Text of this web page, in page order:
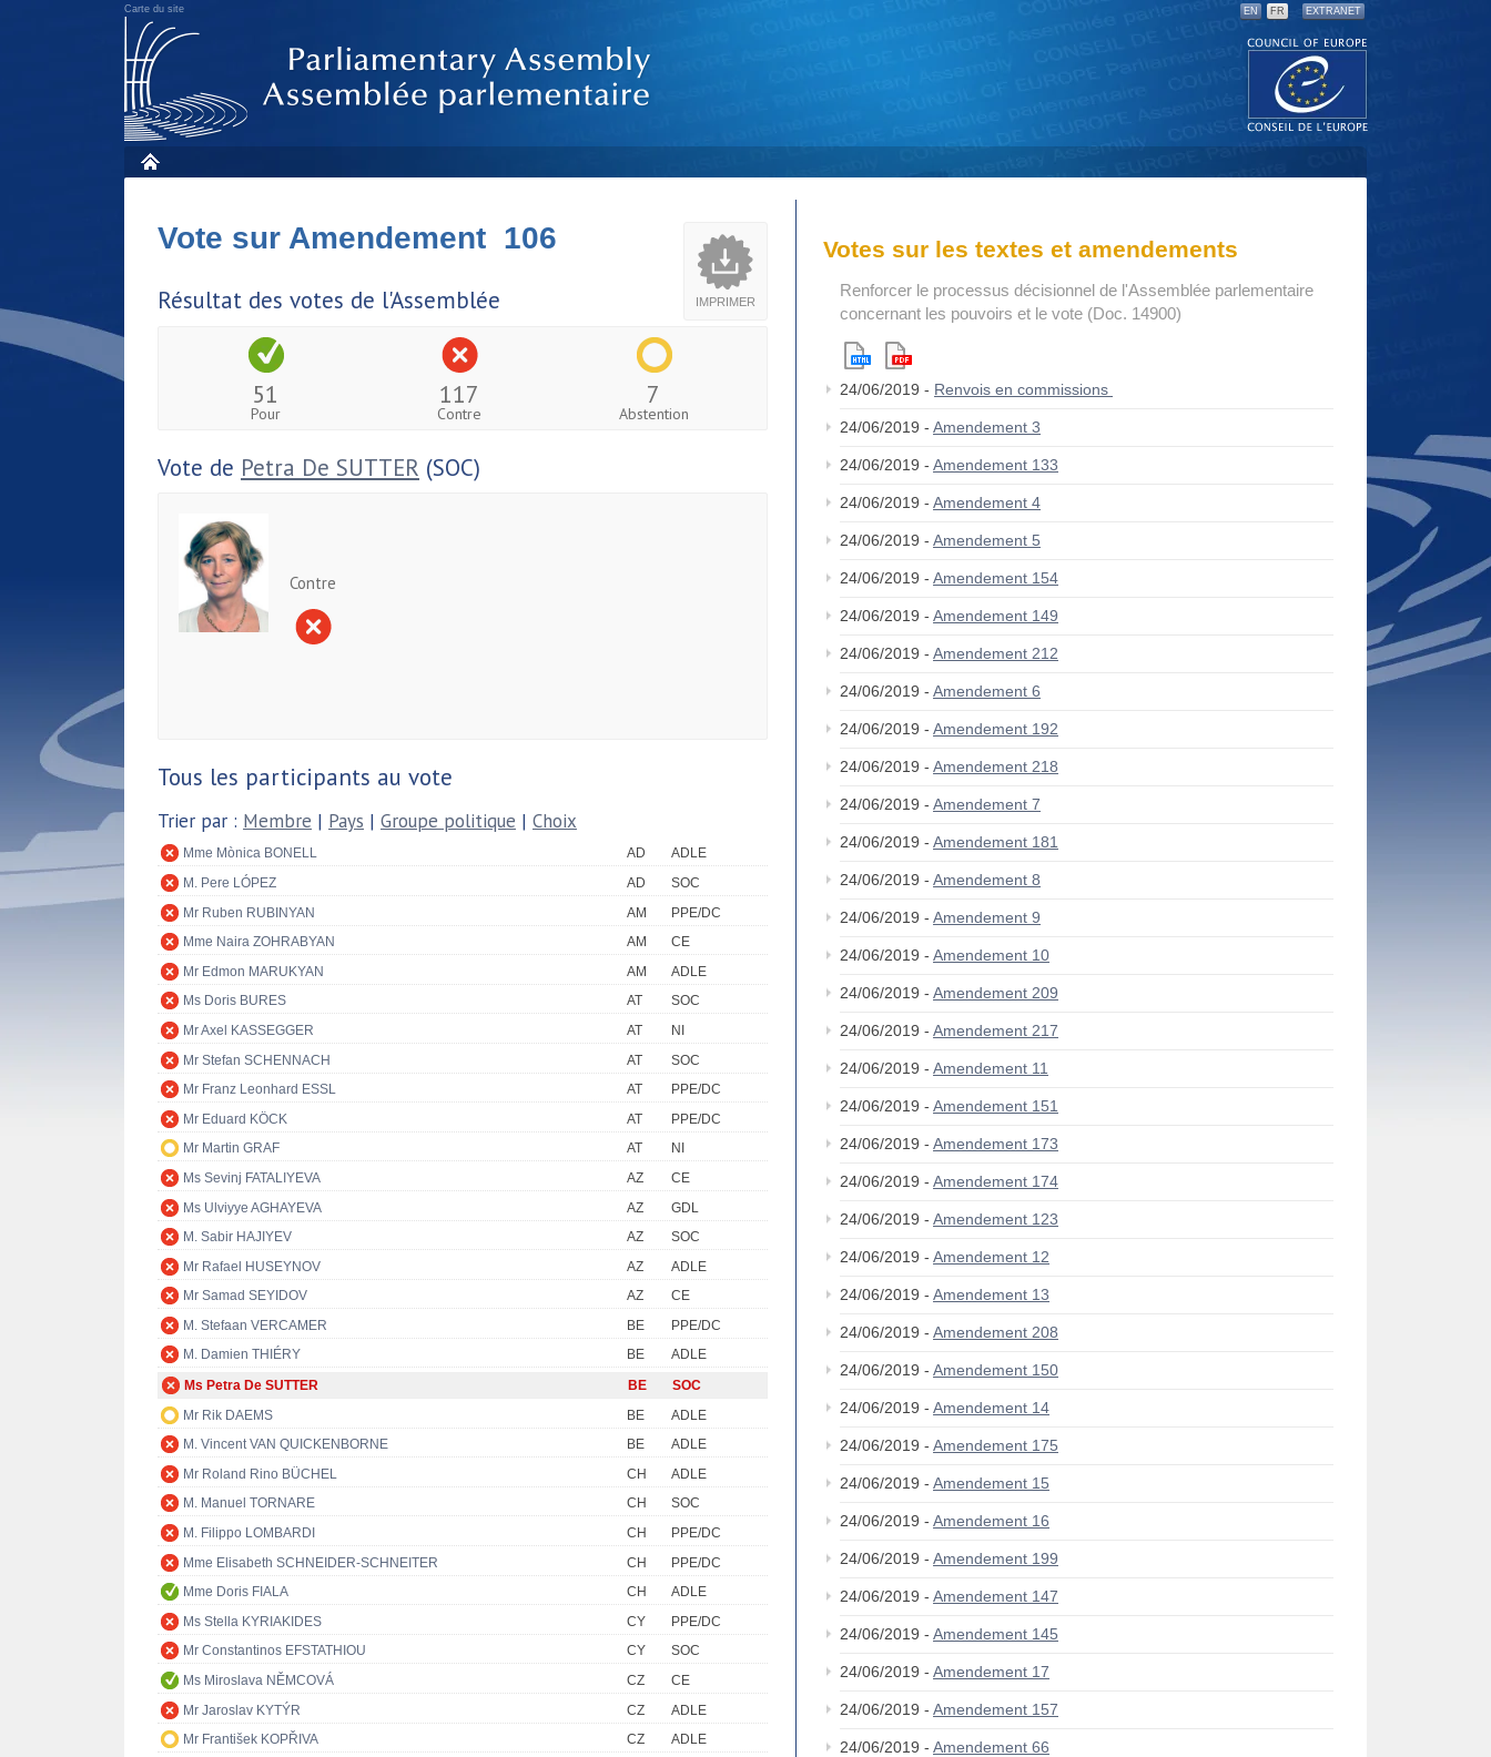
Carte du site EN FR EXTRANET
IMPRIMER
Vote sur Amendement 106
Résultat des votes de l'Assemblée
51
Pour
117
Contre
7
Abstention
Vote de Petra De SUTTER (SOC)
Contre
Tous les participants au vote
Trier par : Membre | Pays | Groupe politique | Choix
Mme Mònica BONELL AD
ADLE
M. Pere LÓPEZ
AD
SOC
Mr Ruben RUBINYAN
AM
PPE/DC
Mme Naira ZOHRABYAN
AM
CE
Mr Edmon MARUKYAN
AM
ADLE
Ms Doris BURES
AT
SOC
Mr Axel KASSEGGER
AT
NI
Mr Stefan SCHENNACH
AT
SOC
Mr Franz Leonhard ESSL
AT
PPE/DC
Mr Eduard KÖCK
AT
PPE/DC
Mr Martin GRAF
AT
NI
Ms Sevinj FATALIYEVA
AZ
CE
Ms Ulviyye AGHAYEVA
AZ
GDL
M. Sabir HAJIYEV
AZ
SOC
Mr Rafael HUSEYNOV
AZ
ADLE
Mr Samad SEYIDOV
AZ
CE
M. Stefaan VERCAMER
BE
PPE/DC
M. Damien THIÉRY
BE
ADLE
Ms Petra De SUTTER
BE
SOC
Mr Rik DAEMS
BE
ADLE
M. Vincent VAN QUICKENBORNE
BE
ADLE
Mr Roland Rino BÜCHEL
CH
ADLE
M. Manuel TORNARE
CH
SOC
M. Filippo LOMBARDI
CH
PPE/DC
Mme Elisabeth SCHNEIDER-SCHNEITER
CH
PPE/DC
Mme Doris FIALA
CH
ADLE
Ms Stella KYRIAKIDES
CY
PPE/DC
Mr Constantinos EFSTATHIOU
CY
SOC
Ms Miroslava NĚMCOVÁ
CZ
CE
Mr Jaroslav KYTÝR
CZ
ADLE
Mr František KOPŘIVA
CZ
ADLE
Votes sur les textes et amendements
Renforcer le processus décisionnel de l'Assemblée parlementaire
concernant les pouvoirs et le vote (Doc. 14900)
24/06/2019 - Renvois en commissions
24/06/2019 - Amendement 3
24/06/2019 - Amendement 133
24/06/2019 - Amendement 4
24/06/2019 - Amendement 5
24/06/2019 - Amendement 154
24/06/2019 - Amendement 149
24/06/2019 - Amendement 212
24/06/2019 - Amendement 6
24/06/2019 - Amendement 192
24/06/2019 - Amendement 218
24/06/2019 - Amendement 7
24/06/2019 - Amendement 181
24/06/2019 - Amendement 8
24/06/2019 - Amendement 9
24/06/2019 - Amendement 10
24/06/2019 - Amendement 209
24/06/2019 - Amendement 217
24/06/2019 - Amendement 11
24/06/2019 - Amendement 151
24/06/2019 - Amendement 173
24/06/2019 - Amendement 174
24/06/2019 - Amendement 123
24/06/2019 - Amendement 12
24/06/2019 - Amendement 13
24/06/2019 - Amendement 208
24/06/2019 - Amendement 150
24/06/2019 - Amendement 14
24/06/2019 - Amendement 175
24/06/2019 - Amendement 15
24/06/2019 - Amendement 16
24/06/2019 - Amendement 199
24/06/2019 - Amendement 147
24/06/2019 - Amendement 145
24/06/2019 - Amendement 17
24/06/2019 - Amendement 157
24/06/2019 - Amendement 66